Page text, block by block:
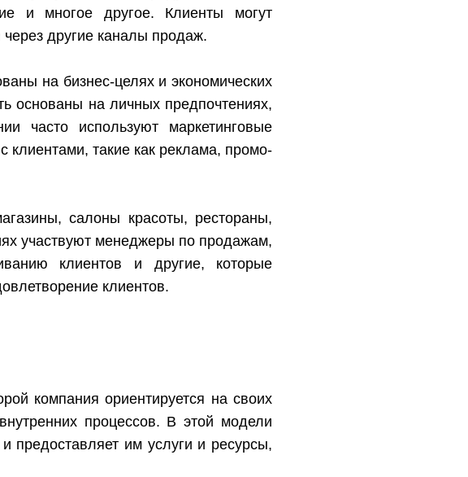
и многое другое. Клиенты могут
через другие каналы продаж.
на бизнес-целях и экономических
основаны на личных предпочтениях,
часто используют маркетинговые
клиентами, такие как реклама, промо-
салоны красоты, рестораны,
участвуют менеджеры по продажам,
клиентов и другие, которые
клиентов.
компания ориентируется на своих
процессов. В этой модели
предоставляет им услуги и ресурсы,